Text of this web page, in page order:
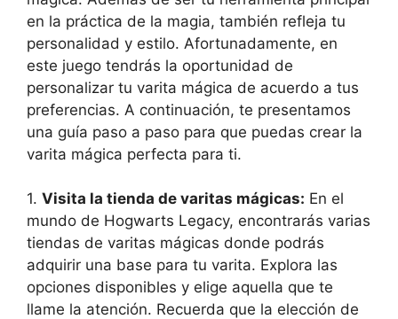
en la práctica de la magia, también refleja tu
personalidad y estilo. Afortunadamente, en
este juego tendrás la oportunidad de
personalizar tu varita mágica de acuerdo a tus
preferencias. A continuación, te presentamos
una guía paso a paso para que puedas crear la
varita mágica perfecta para ti.
1. Visita la tienda de varitas mágicas: En el
mundo de Hogwarts Legacy, encontrarás varias
tiendas de varitas mágicas donde podrás
adquirir una base para tu varita. Explora las
opciones disponibles y elige aquella que te
llame la atención. Recuerda que la elección de